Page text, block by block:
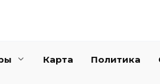
Карта Политика